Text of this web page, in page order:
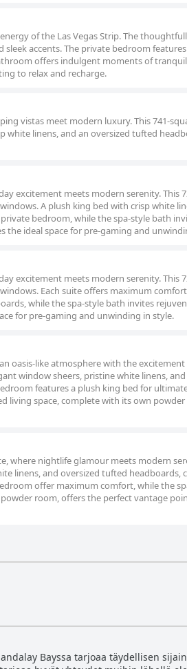
of the Las Vegas Strip. The
accents. The private bedroom
offers indulgent moments of
to relax and recharge.
vistas meet modern luxury. This 741-
white linens, and an oversized tufted
excitement meets modern serenity. This
A plush king bed with crisp white
bedroom, while the spa-style bath
the ideal space for pre-gaming and
excitement meets modern serenity. This
Each suite offers maximum
while the spa-style bath invites
for pre-gaming and unwinding in style.
oasis-like atmosphere with the excitement
window sheers, pristine white linens,
features a plush king bed for
living space, complete with its own
where nightlife glamour meets modern
linens, and oversized tufted headboards,
offer maximum comfort, while the
room, offers the perfect vantage
Bayssa tarjoaa täydellisen